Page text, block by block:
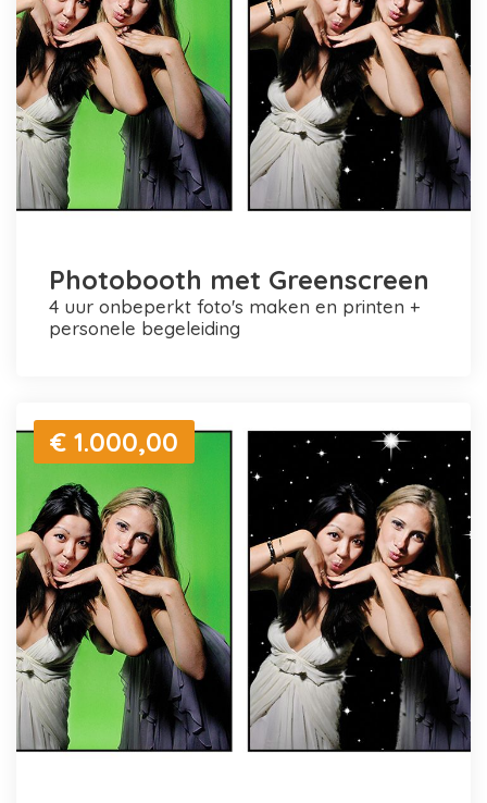
Photobooth met Greenscreen
4 uur onbeperkt foto's maken en printen +
personele begeleiding
€ 1.000,00